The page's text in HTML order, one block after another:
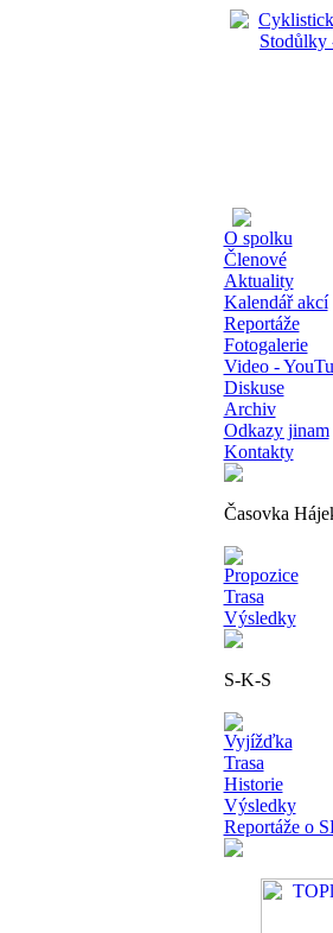
O spolku
Členové
Aktuality
Kalendář akcí
Reportáže
Fotogalerie
Video -
Diskuse
Archiv
Odkazy jinam
Kontakty
Časovka
Propozice
Trasa
Výsledky
S-K-S
Vyjížďka
Trasa
Historie
Výsledky
Reportáže o